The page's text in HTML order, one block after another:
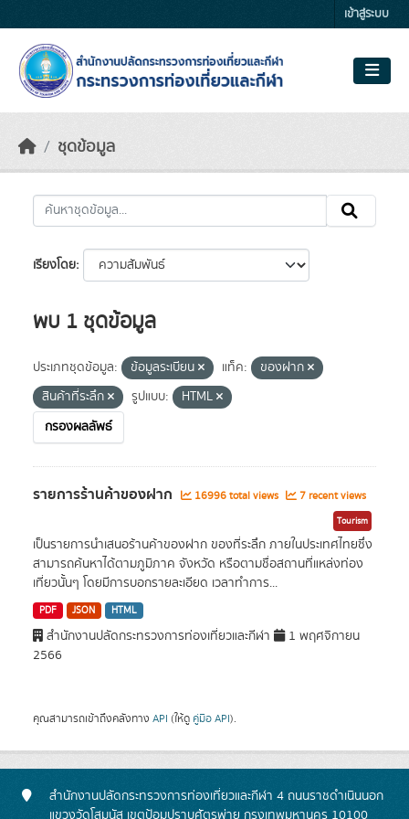
เข้าสู่ระบบ
ชุดข้อมูล
เรียงโดย
พบ 1 ชุดข้อมูล
ประเภทชุดข้อมูล: ข้อมูลระเบียน แท็ค:
ของฝาก
สินค้าที่ระลึก
รูปแบบ:
HTML
กรองผลลัพธ์
รายการร้านค้าของฝาก 16996 total views 7 recent views
Tourism
เป็นรายการนำเสนอร้านค้าของฝาก ของที่ระลึก ภายในประเทศไทยซึ่ง
สามารถค้นหาได้ตามภูมิภาค จังหวัด หรือตามชื่อสถานที่แหล่งท่อง
เที่ยวนั้นๆ โดยมีการบอกรายละเอียด เวลาทำการ...
PDF JSON HTML
สำนักงานปลัดกระทรวงการท่องเที่ยวและกีฬา
1 พฤศจิกายน
2566
คุณสามารถเข้าถึงคลังทาง API (ให้ดู คู่มือ API).
สำนักงานปลัดกระทรวงการท่องเที่ยวและกีฬา 4 ถนนราชดำเนินนอก
แขวงวัดโสมนัส เขตป้อมปราบศัตรูพ่าย กรุงเทพมหานคร 10100